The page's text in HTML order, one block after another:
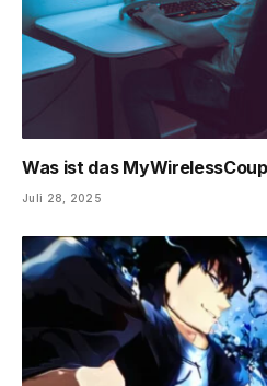
Was ist das
Juli 28, 2025